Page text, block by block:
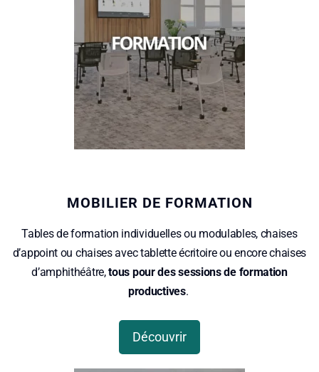
MOBILIER DE FORMATION
Tables de formation individuelles ou modulables, chaises
d’appoint ou chaises avec tablette écritoire ou encore chaises
d’amphithéâtre,tous pour des sessions de formation
productives.
Découvrir